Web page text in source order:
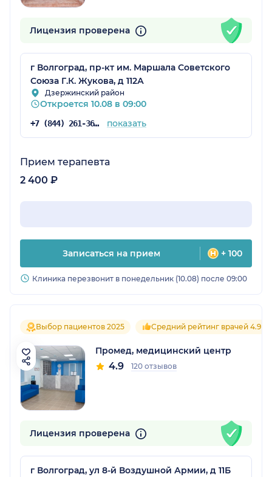
Лицензия проверена
г Волгоград, пр-кт им. Маршала Советского
Союза Г.К. Жукова, д 112А
Дзержинский район
Откроется 10.08 в 09:00
+7 (844) 261-36-72 показать
Прием терапевта
2 400 ₽
Записаться на прием + 100
Клиника перезвонит в понедельник (10.08) после 09:00
Выбор пациентов 2025 Средний рейтинг врачей 4.9
Промед, медицинский центр
4.9 120 отзывов
Лицензия проверена
г Волгоград, ул 8-й Воздушной Армии, д 11Б